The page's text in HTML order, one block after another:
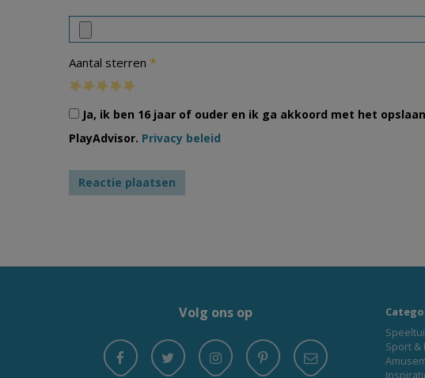
Aantal sterren *
Ja, ik ben 16 jaar of ouder en ik ga akkoord met het
PlayAdvisor. Privacy beleid
Volg ons op
Sport &